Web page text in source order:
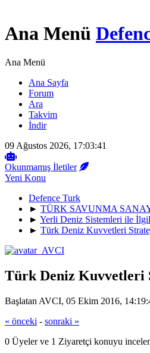
Ana Menü
Ana Menü
Ana Sayfa
Forum
Ara
Takvim
İndir
09 Ağustos 2026, 17:03:41
Okunmamış İletiler
Yeni Konu
Defence Turk
► TÜRK SAVUNMA
► Yerli Deniz Sistemleri ile
► Türk Deniz Kuvvetleri
Türk Deniz Kuvvetleri
Başlatan AVCI, 05 Ekim 2016,
« önceki - sonraki »
0 Üyeler ve 1 Ziyaretçi konuyu